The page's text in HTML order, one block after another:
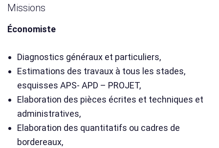
Missions
Économiste
Diagnostics généraux et particuliers,
Estimations des travaux à tous les stades,
esquisses APS- APD – PROJET,
Elaboration des pièces écrites et techniques et
administratives,
Elaboration des quantitatifs ou cadres de
bordereaux,